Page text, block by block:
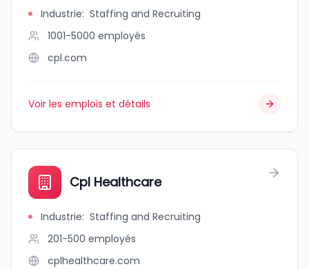
Industrie: Staffing and Recruiting
1001-5000 employés
cpl.com
Voir les emplois et détails
Cpl Healthcare
Industrie: Staffing and Recruiting
201-500 employés
cplhealthcare.com